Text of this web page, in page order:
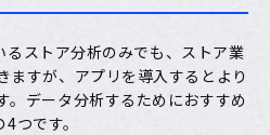
ストア分析のみでも、ストア業
ますが、アプリを導入するとより
。データ分析するためにおすすめ
つです。